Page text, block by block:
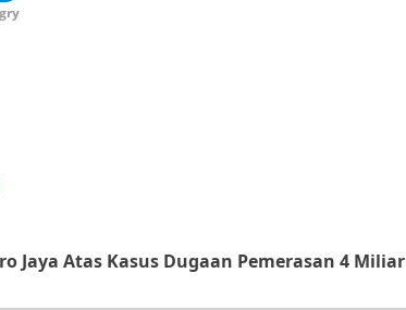
Jaya Atas Kasus Dugaan Pemerasan 4 Miliar